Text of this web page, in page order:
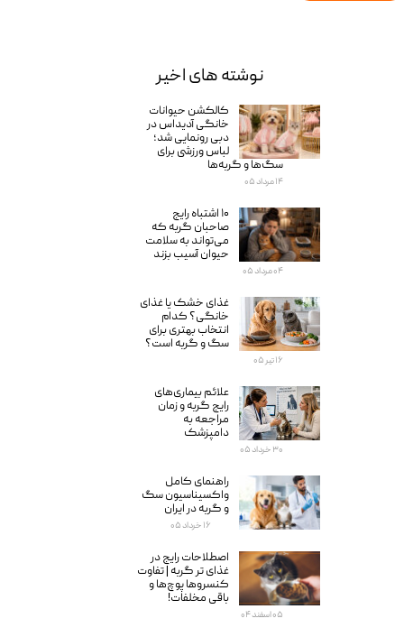
نوشته های اخیر
کالکشن حیوانات
خانگی آدیداس در
دبی رونمایی شد؛
لباس ورزشی برای
سگ‌ها و گربه‌ها
۱۴ مرداد ۰۵
۱۰ اشتباه رایج
صاحبان گربه که
می‌تواند به سلامت
حیوان آسیب بزند
۰۴ مرداد ۰۵
غذای خشک یا غذای
خانگی؟ کدام
انتخاب بهتری برای
سگ و گربه است؟
۱۶ تیر ۰۵
علائم بیماری‌های
رایج گربه و زمان
مراجعه به
دامپزشک
۳۰ خرداد ۰۵
راهنمای کامل
واکسیناسیون سگ
و گربه در ایران
۱۶ خرداد ۰۵
اصطلاحات رایج در
غذای تر گربه | تفاوت
کنسروها پوچ‌ها و
باقی مخلفات!
۰۵ اسفند ۰۴